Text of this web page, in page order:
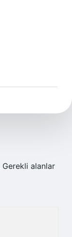
Gerekli alanlar